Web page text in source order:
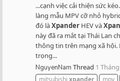
...cạnh việc cải thiện sức
làng mẫu MPV cỡ nhỏ
đó làXpander HEV và
này đã ra mắt tại Thái Lan
thông tin trên mạng xã
trọng...
NguyenNam Thread 1